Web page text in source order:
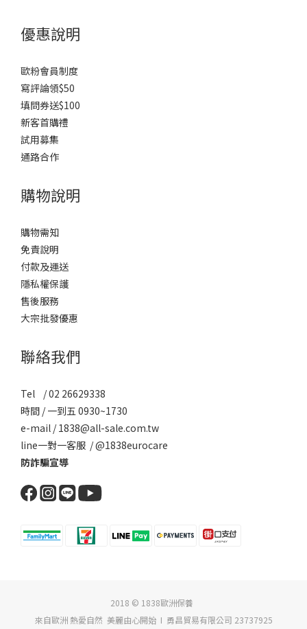
優惠說明
歐粉會員制度
寫評論領$50
填問券送$100
新客首購禮
試用募集
通路合作
購物說明
購物需知
免責說明
付款及運送
隱私權保護
售後服務
大宗批發優惠
聯絡我們
Tel / 02 26629338
時間 / 一到五 0930~1730
e-mail / 1838@all-sale.com.tw
line一對一客服 / @1838eurocare
防詐騙宣導
2018 © 1838歐洲保養
來自歐洲 熱愛自然 美麗由心開始 I 勇昌貿易有限公司 23737925